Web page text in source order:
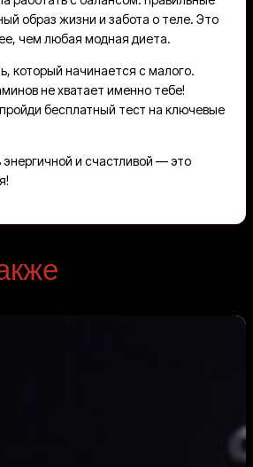
образ жизни и забота о теле. Это
чем любая модная диета.
который начинается с малого.
не хватает именно тебе!
бесплатный тест на ключевые
и счастливой — это